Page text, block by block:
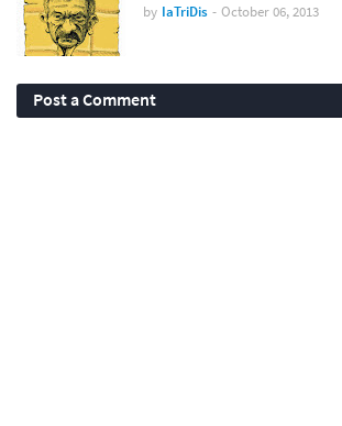
by IaTriDis - October 06, 2013
Post a Comment